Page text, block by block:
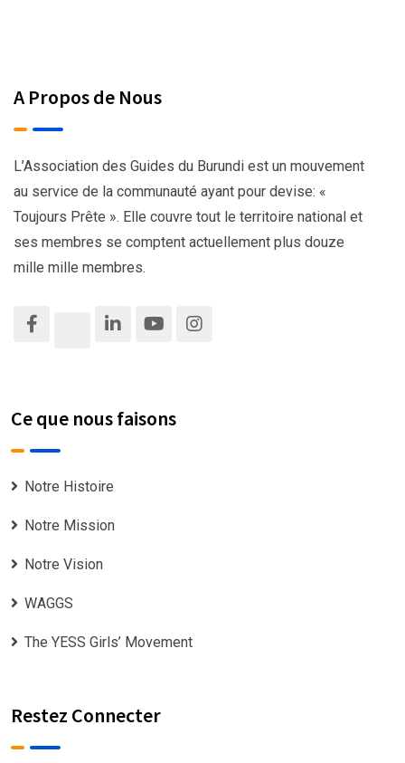
A Propos de Nous
L’Association des Guides du Burundi est un mouvement
au service de la communauté ayant pour devise: «
Toujours Prête ». Elle couvre tout le territoire national et
ses membres se comptent actuellement plus douze
mille mille membres.
Ce que nous faisons
Notre Histoire
Notre Mission
Notre Vision
WAGGS
The YESS Girls’ Movement
Restez Connecter